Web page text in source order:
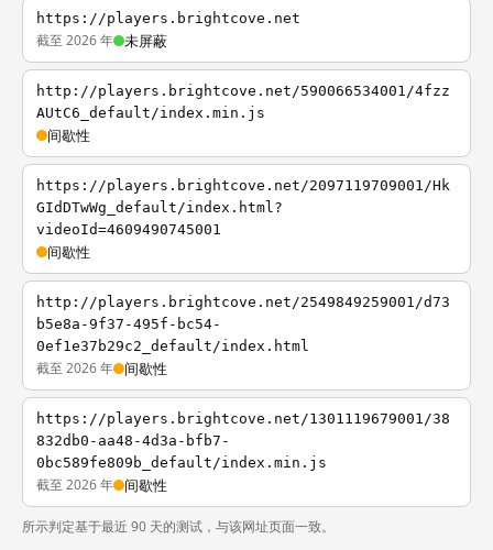
https://players.brightcove.net
截至 2026 年 未屏蔽
http://players.brightcove.net/590066534001/4fzz
AUtC6_default/index.min.js
间歇性
https://players.brightcove.net/2097119709001/Hk
GIdDTwWg_default/index.html?
videoId=4609490745001
间歇性
http://players.brightcove.net/2549849259001/d73
b5e8a-9f37-495f-bc54-
0ef1e37b29c2_default/index.html
截至 2026 年 间歇性
https://players.brightcove.net/1301119679001/38
832db0-aa48-4d3a-bfb7-
0bc589fe809b_default/index.min.js
截至 2026 年 间歇性
所示判定基于最近 90 天的测试，与该网址页面一致。